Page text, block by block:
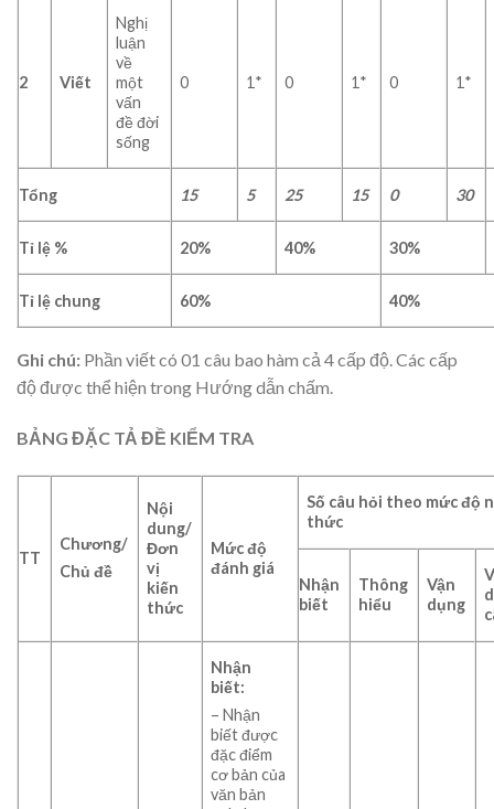
2 Viết
Nghị
luận
về
một
vấn
đề đời
sống
0 1* 0 1* 0 1*
Tổng 15 5 25 15 0 30
Tỉ lệ % 20% 40% 30%
Tỉ lệ chung 60% 40%
Ghi chú: Phần viết có 01 câu bao hàm cả 4 cấp độ. Các cấp
độ được thể hiện trong Hướng dẫn chấm.
BẢNG ĐẶC TẢ ĐỀ KIỂM TRA
TT
Chương/
Chủ đề
Nội
dung/
Đơn
vị
kiến
thức
Mức độ
đánh giá
Số câu hỏi theo mức độ
thức
Nhận
biết
Thông
hiểu
Vận
dụng
Nhận
biết:
– Nhận
biết được
đặc điểm
cơ bản của
văn bản